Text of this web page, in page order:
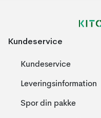
Kundeservice
Kundeservice
Leveringsinformation
Spor din pakke